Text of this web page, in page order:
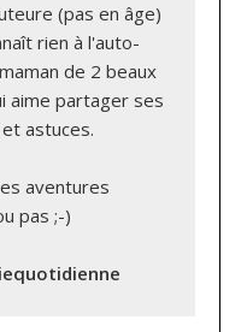
(pas en âge)
rien à l'auto-
de 2 beaux
aime partager ses
astuces.
aventures
pas ;-)